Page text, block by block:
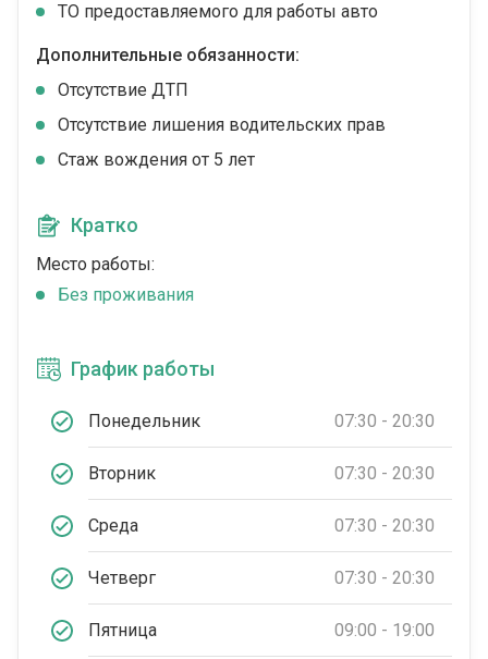
ТО предоставляемого для работы авто
Дополнительные обязанности:
Отсутствие ДТП
Отсутствие лишения водительских прав
Стаж вождения от 5 лет
Кратко
Место работы:
Без проживания
График работы
Понедельник 07:30 - 20:30
Вторник 07:30 - 20:30
Среда 07:30 - 20:30
Четверг 07:30 - 20:30
Пятница 09:00 - 19:00